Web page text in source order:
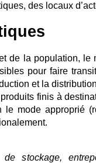
des locaux
de la population,
pour faire
et la
finis à
mode approprié
stockage,